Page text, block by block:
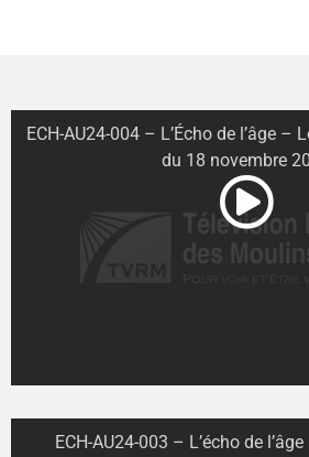
ECH-AU24-004 – L’Écho de l’âge –
du 18 novembre
ECH-AU24-003 – L’écho de